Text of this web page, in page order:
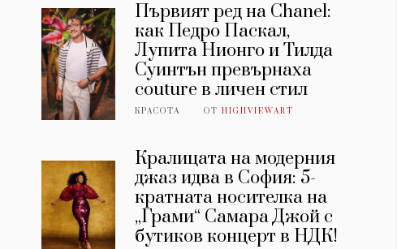
Първият ред на Chanel:
как Педро Паскал,
Лупита Нионго и Тилда
Суинтън превърнаха
couture в личен стил
КРАСОТА ОТHIGHVIEWART
Кралицата на модерния
джаз идва в София: 5-
кратната носителка на
„Грами“ Самара Джой с
бутиков концерт в НДК!